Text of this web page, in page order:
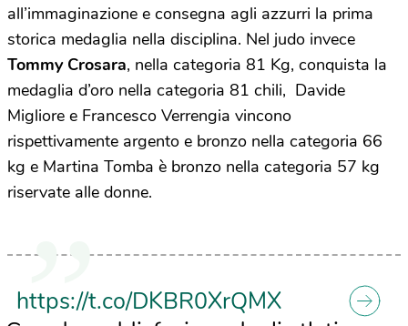
all’immaginazione e consegna agli azzurri la prima
storica medaglia nella disciplina. Nel judo invece
Tommy Crosara, nella categoria 81 Kg, conquista la
medaglia d’oro nella categoria 81 chili, Davide
Migliore e Francesco Verrengia vincono
rispettivamente argento e bronzo nella categoria 66
kg e Martina Tomba è bronzo nella categoria 57 kg
riservate alle donne.
https://t.co/DKBR0XrQMX